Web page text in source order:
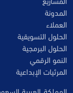
المشاريع
المدونة
العملاء
الحلول التسويقية
الحلول البرمجية
النمو الرقمي
المرئيات الإبداعية